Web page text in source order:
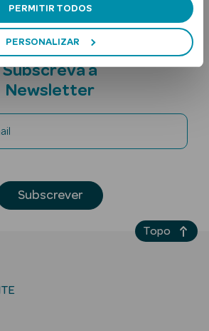
PERMITIR TODOS
PERSONALIZAR
Subscreva a
Newsletter
Subscrever
Topo